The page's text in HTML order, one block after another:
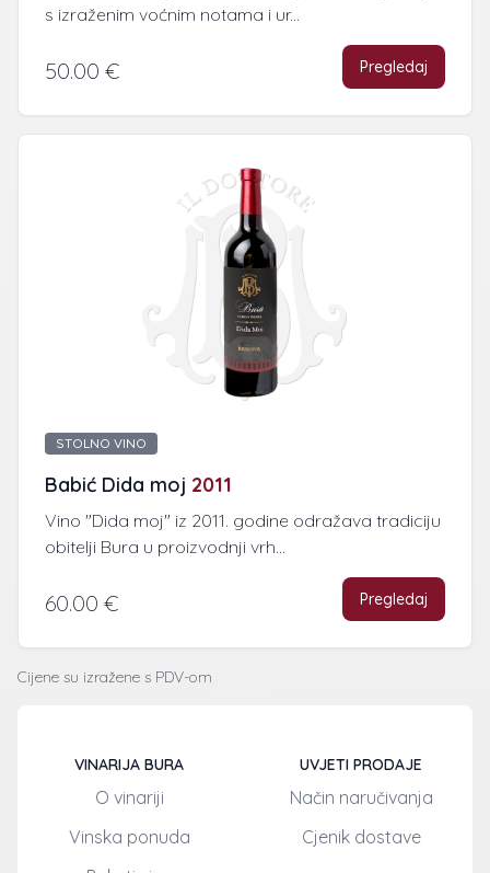
s izraženim voćnim notama i ur...
50.00 € Pregledaj
STOLNO VINO
Babić Dida moj 2011
Vino "Dida moj" iz 2011. godine odražava tradiciju
obitelji Bura u proizvodnji vrh...
60.00 € Pregledaj
Cijene su izražene s PDV-om
VINARIJA BURA
O vinariji
Vinska ponuda
UVJETI PRODAJE
Način naručivanja
Cjenik dostave